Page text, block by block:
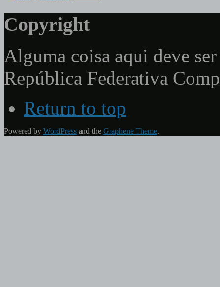
Copyright
Alguma coisa aqui deve
República Federativa
Return to top
Powered by WordPress and the Graphene Theme.